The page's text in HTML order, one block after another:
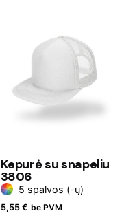
Kepurė su snapeliu
3806
5 spalvos (-ų)
5,55 € be PVM